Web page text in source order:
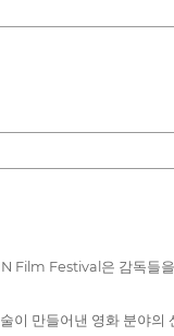
Film Festival은 감독들
이 만들어낸 영화 분야의